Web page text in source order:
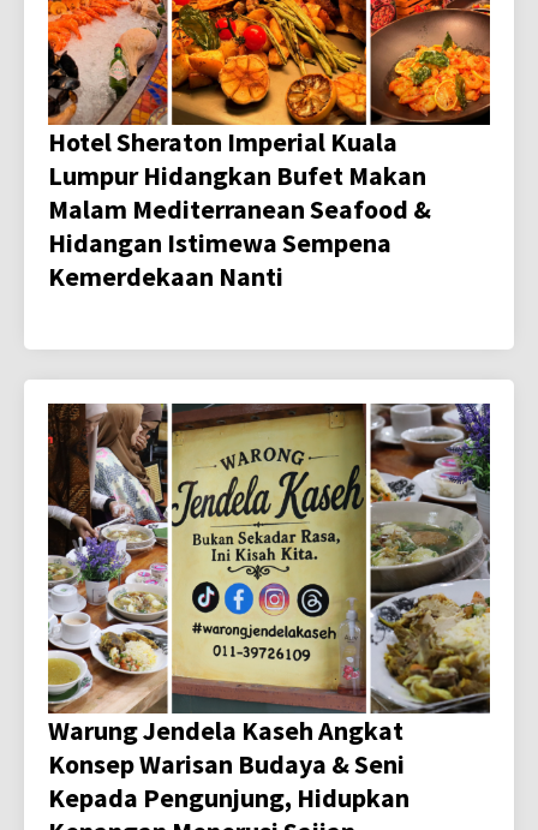
Hotel Sheraton Imperial Kuala
Lumpur Hidangkan Bufet Makan
Malam Mediterranean Seafood &
Hidangan Istimewa Sempena
Kemerdekaan Nanti
Warung Jendela Kaseh Angkat
Konsep Warisan Budaya & Seni
Kepada Pengunjung, Hidupkan